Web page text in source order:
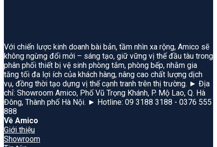
Với chiến lược kinh doanh bài bản, tầm nhìn xa rộng, Amico sẽ
không ngừng đổi mới – sáng tạo, giữ vững vị thế đầu tàu trong
phân phối thiết bị vệ sinh phòng tắm, phòng bếp, nhằm gia
tăng tối đa lợi ích của khách hàng, nâng cao chất lượng dịch
vụ, đồng thời tạo dựng vị thế cạnh tranh trên thị trường. ► Địa
chỉ: Showroom Amico, Phố Vũ Trọng Khánh, P. Mộ Lao, Q. Hà
Đông, Thành phố Hà Nội. ► Hotline: 09 3188 3188 - 0376 555
888
Về Amico
Giới thiệu
Showroom